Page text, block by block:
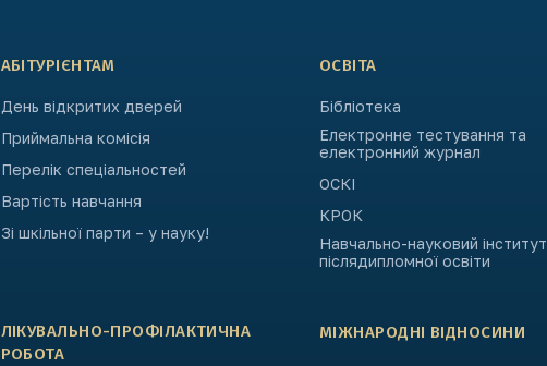
АБІТУРІЄНТАМ
День відкритих дверей
Приймальна комісія
Перелік спеціальностей
Вартість навчання
Зі шкільної парти – у науку!
ОСВІТА
Бібліотека
Електронне тестування та
електронний журнал
ОСКІ
КРОК
Навчально-науковий інститут
післядипломної освіти
ЛІКУВАЛЬНО-ПРОФІЛАКТИЧНА
РОБОТА
МІЖНАРОДНІ ВІДНОСИНИ